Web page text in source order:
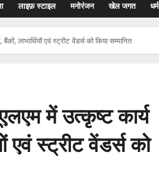
लाइफ़ स्टाइल मनोरंजन खेल जगत धर्म
लाभार्थियों एवं स्ट्रीट वेंडर्स को किया सम्मानित
में उत्कृष्ट कार्य
एवं स्ट्रीट वेंडर्स को